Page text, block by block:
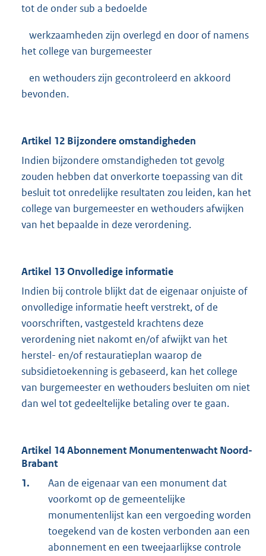
tot de onder sub a bedoelde
werkzaamheden zijn overlegd en door of namens
het college van burgemeester
en wethouders zijn gecontroleerd en akkoord
bevonden.
Artikel 12 Bijzondere omstandigheden
Indien bijzondere omstandigheden tot gevolg
zouden hebben dat onverkorte toepassing van dit
besluit tot onredelijke resultaten zou leiden, kan het
college van burgemeester en wethouders afwijken
van het bepaalde in deze verordening.
Artikel 13 Onvolledige informatie
Indien bij controle blijkt dat de eigenaar onjuiste of
onvolledige informatie heeft verstrekt, of de
voorschriften, vastgesteld krachtens deze
verordening niet nakomt en/of afwijkt van het
herstel- en/of restauratieplan waarop de
subsidietoekenning is gebaseerd, kan het college
van burgemeester en wethouders besluiten om niet
dan wel tot gedeeltelijke betaling over te gaan.
Artikel 14 Abonnement Monumentenwacht Noord-
Brabant
1.
Aan de eigenaar van een monument dat
voorkomt op de gemeentelijke
monumentenlijst kan een vergoeding worden
toegekend van de kosten verbonden aan een
abonnement en een tweejaarlijkse controle